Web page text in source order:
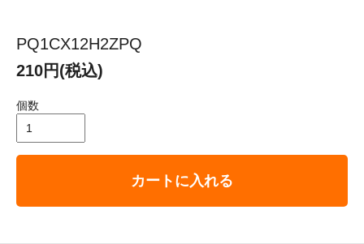
PQ1CX12H2ZPQ
210円(税込)
個数
カートに入れる